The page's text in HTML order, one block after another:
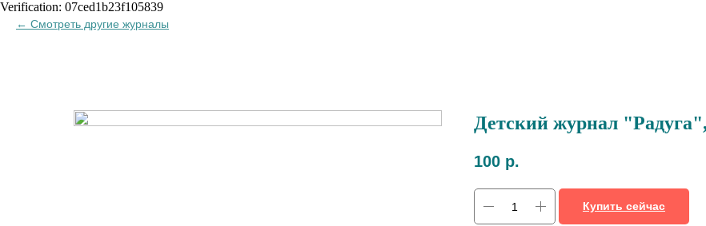
Verification: 07ced1b23f105839
Смотреть другие журналы
Детский журнал
100 р.
Купить сейчас